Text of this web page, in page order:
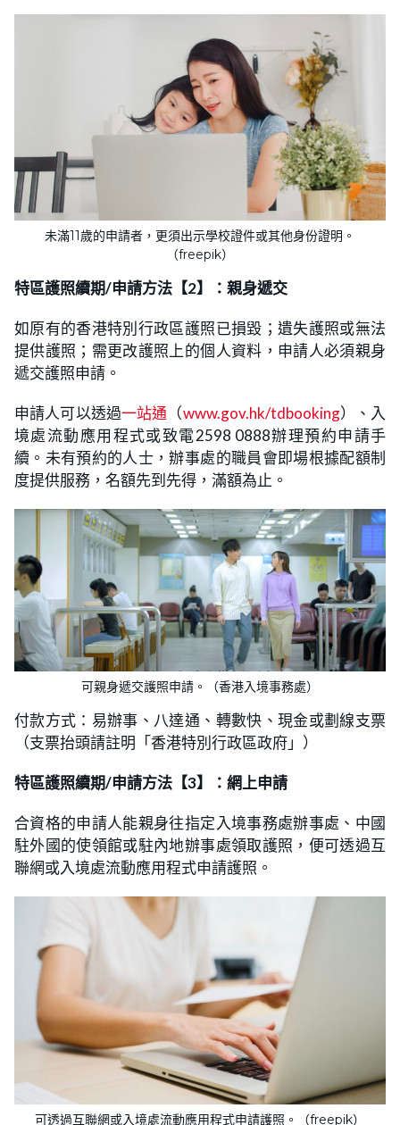
未滿11歲的申請者，更須出示學校證件或其他身份證明。
（freepik）
特區護照續期/申請方法【2】：親身遞交
如原有的香港特別行政區護照已損毀；遺失護照或無法
提供護照；需更改護照上的個人資料，申請人必須親身
遞交護照申請。
申請人可以透過一站通 （www.gov.hk/tdbooking）、入
境處流動應用程式或致電2598 0888辦理預約申請手
續。未有預約的人士，辦事處的職員會即場根據配額制
度提供服務，名額先到先得，滿額為止。
可親身遞交護照申請。（香港入境事務處）
付款方式：易辦事、八達通、轉數快、現金或劃線支票
（支票抬頭請註明「香港特別行政區政府」）
特區護照續期/申請方法【3】：網上申請
合資格的申請人能親身往指定入境事務處辦事處、中國
駐外國的使領館或駐內地辦事處領取護照，便可透過互
聯網或入境處流動應用程式申請護照。
可透過互聯網或入境處流動應用程式申請護照。（freepik）